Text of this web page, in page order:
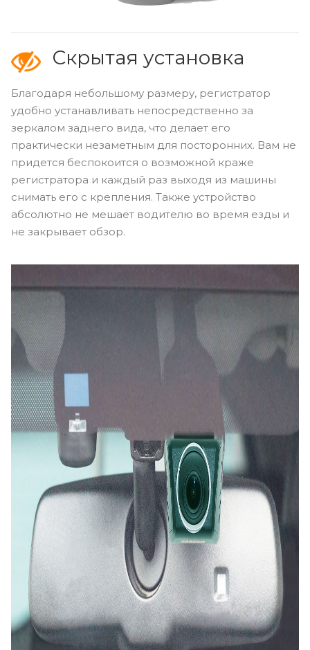
Скрытая установка
Благодаря небольшому размеру, регистратор
удобно устанавливать непосредственно за
зеркалом заднего вида, что делает его
практически незаметным для посторонних. Вам не
придется беспокоится о возможной краже
регистратора и каждый раз выходя из машины
снимать его с крепления. Также устройство
абсолютно не мешает водителю во время езды и
не закрывает обзор.